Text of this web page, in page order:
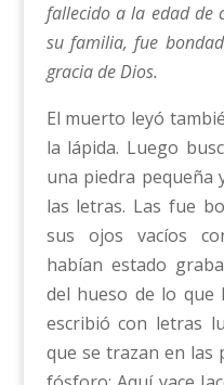
fallecido a la edad de
su familia, fue
gracia de Dios.
El muerto leyó
la lápida. Luego
una piedra pequeña
las letras. Las fue
sus ojos vacíos
habían estado
del hueso de lo que
escribió con letras
que se trazan en las